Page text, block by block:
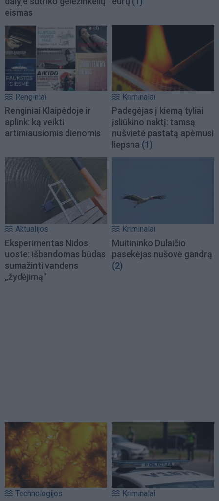
eismas
Renginiai
Renginiai Klaipėdoje ir
aplink: ką veikti
artimiausiomis dienomis
Kriminalai
Padegėjas į kiemą tyliai
įsliūkino naktį: tamsą
nušvietė pastatą apėmusi
liepsna (1)
Aktualijos
Eksperimentas Nidos
uoste: išbandomas būdas
sumažinti vandens
„žydėjimą“
Kriminalai
Muitininko Dulaičio
pasekėjas nušovė gandrą
(2)
Technologijos Kriminalai